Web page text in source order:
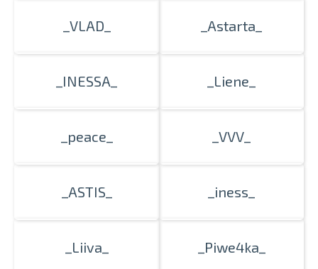
_VLAD_ _Astarta_
_INESSA_ _Liene_
_peace_ _VVV_
_ASTIS_ _iness_
_Liiva_ _Piwe4ka_